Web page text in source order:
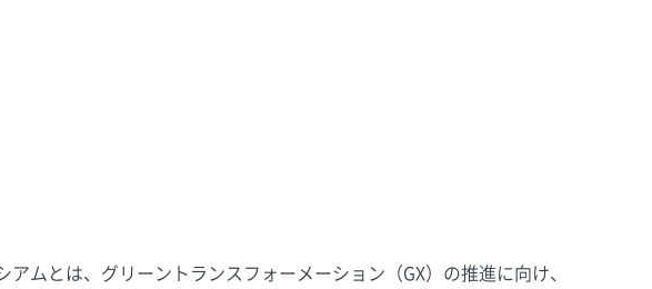
アムとは、グリーントランスフォーメーション（GX）の推進に向け、